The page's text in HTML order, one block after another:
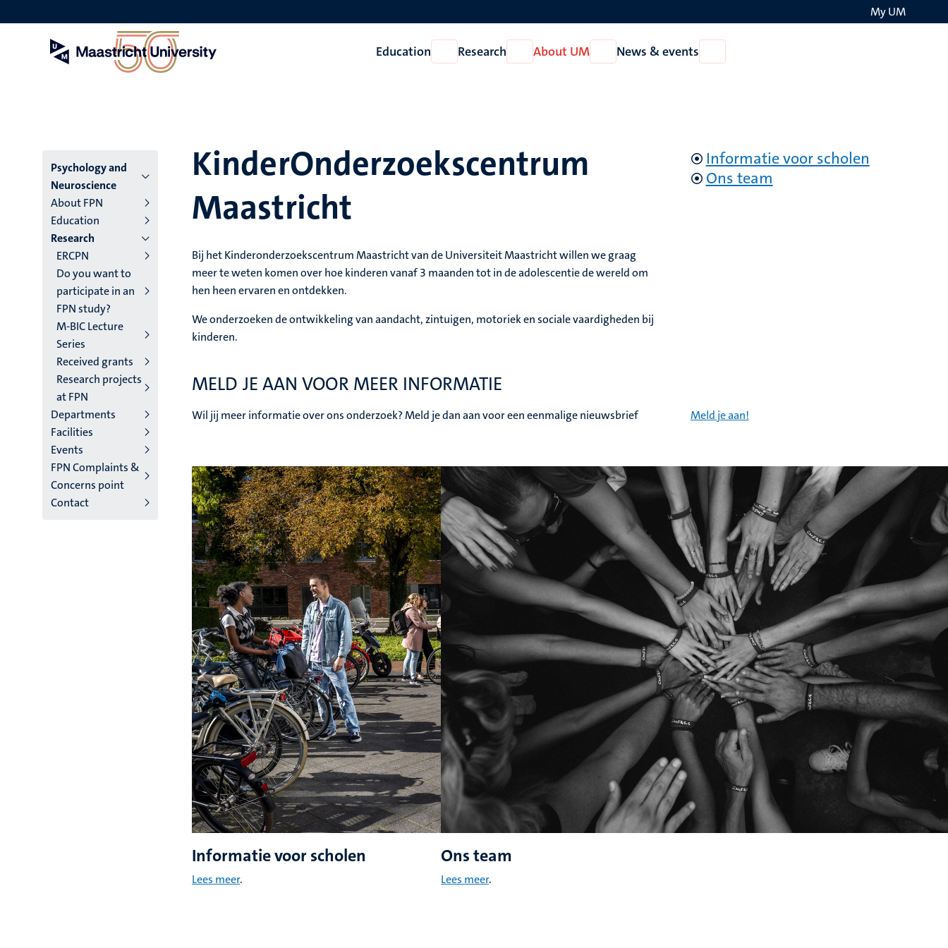
to
My UM
Education
Open
Education
Research
Open
Research
About UM
Open
About
News & events
News
Menu
main
niveau
4
English
(EN)
Psychology and
Neuroscience
About FPN
Education
Research
ERCPN
Do you want to
participate in an
FPN study?
M-BIC Lecture
Series
Received grants
Research projects
at FPN
Departments
Facilities
Events
FPN Complaints &
Concerns point
Contact
KinderOnderzoekscentrum
Maastricht
Bij het Kinderonderzoekscentrum Maastricht van de Universiteit Maastricht willen we graag
meer te weten komen over hoe kinderen vanaf 3 maanden tot in de adolescentie de wereld om
hen heen ervaren en ontdekken.
We onderzoeken de ontwikkeling van aandacht, zintuigen, motoriek en sociale vaardigheden bij
kinderen.
Informatie voor scholen
Ons team
MELD JE AAN VOOR MEER INFORMATIE
Wil jij meer informatie over ons onderzoek? Meld je dan aan voor een eenmalige nieuwsbrief Meld je aan!
Informatie voor scholen
Lees meer.
Ons team
Lees meer.